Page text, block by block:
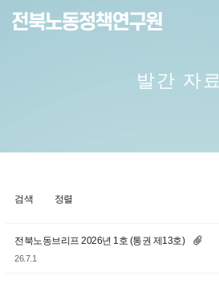
메뉴 건너뛰기
발간 자료
검색 정렬
전북노동브리프 2026년 1호 (통권 제13호)
26.7.1